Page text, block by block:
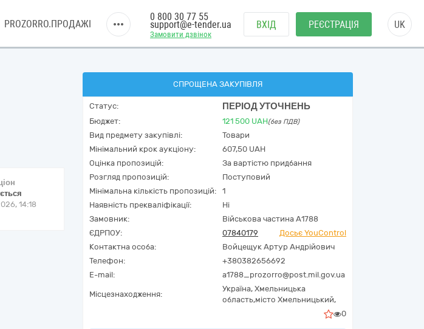
PROZORRO.ПРОДАЖІ
Замовити дзвінок
0 800 30 77 55
support@e-tender.ua ВХІД РЕЄСТРАЦІЯ UK
14:18
СПРОЩЕНА ЗАКУПІВЛЯ
Статус: ПЕРІОД УТОЧНЕНЬ
Бюджет: 121 500 UAH(без ПДВ)
Вид предмету закупівлі:
Товари
Мінімальний крок аукціону:
607,50 UAH
Оцінка пропозицій:
За вартістю придбання
Розгляд пропозицій:
Поступовий
Мінімальна кількість пропозицій:
1
Наявність прекваліфікації:
Ні
Замовник:
Військова частина А1788
ЄДРПОУ:
07840179
Досьє YouControl
Контактна особа:
Войцещук Артур Андрійович
Телефон:
+380382656692
E-mail:
a1788_prozorro@post.mil.gov.ua
Місцезнаходження:
Україна, Хмельницька
область,місто Хмельницький,
0